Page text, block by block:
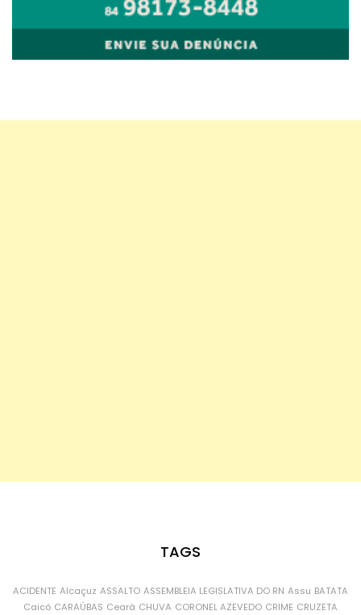
TAGS
ACIDENTE Alcaçuz ASSALTO ASSEMBLEIA LEGISLATIVA DO RN Assu BATATA
Caicó CARAÚBAS Ceará CHUVA CORONEL AZEVEDO CRIME CRUZETA